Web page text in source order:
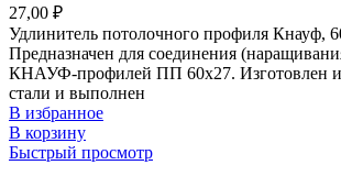
27,00 ₽
Удлинитель потолочного профиля Кнауф,
Предназначен для соединения
КНАУФ-профилей ПП 60х27. Изготовлен
стали и выполнен
В избранное
В корзину
Быстрый просмотр